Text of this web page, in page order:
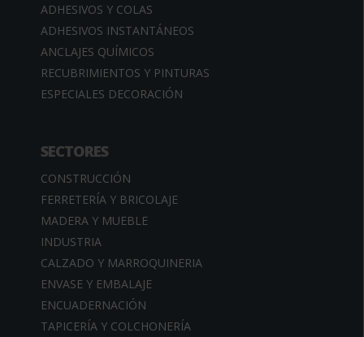
ADHESIVOS Y COLAS
ADHESIVOS INSTANTÁNEOS
ANCLAJES QUÍMICOS
RECUBRIMIENTOS Y PINTURAS
ESPECIALES DECORACIÓN
SECTORES
CONSTRUCCIÓN
FERRETERÍA Y BRICOLAJE
MADERA Y MUEBLE
INDUSTRIA
CALZADO Y MARROQUINERIA
ENVASE Y EMBALAJE
ENCUADERNACIÓN
TAPICERÍA Y COLCHONERÍA